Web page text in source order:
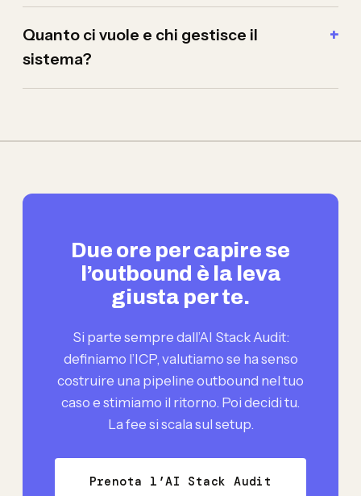
Quanto ci vuole e chi gestisce il
sistema?
Due ore per capire se
l’outbound è la leva
giusta per te.
Si parte sempre dall’AI Stack Audit:
definiamo l’ICP, valutiamo se ha senso
costruire una pipeline outbound nel tuo
caso e stimiamo il ritorno. Poi decidi tu.
La fee si scala sul setup.
Prenota l’AI Stack Audit